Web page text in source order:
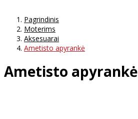
Pagrindinis
Moterims
Aksesuarai
Ametisto apyrankė
Ametisto apyrankė